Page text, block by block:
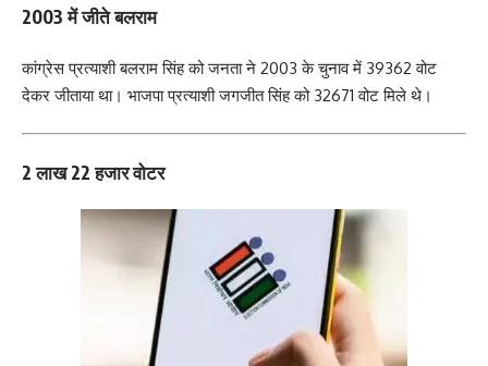
2003 में जीते बलराम
कांग्रेस प्रत्याशी बलराम सिंह को जनता ने 2003 के चुनाव में 39362 वोट
देकर जीताया था। भाजपा प्रत्याशी जगजीत सिंह को 32671 वोट मिले थे।
2 लाख 22 हजार वोटर